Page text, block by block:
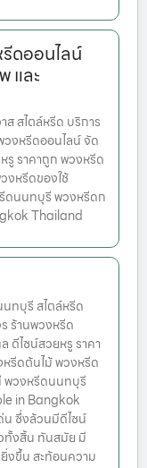
ดออนไลน์
และ
สไตล์หรีด บริการ
งหรีดออนไลน์ จัด
รู ราคาถูก พวงหรีด
งหรีดของใช้
ดนนทบุรี พวงหรีดก
Thailand
ทบุรี สไตล์หรีด
ร้านพวงหรีด
ดีไซน์สวยหรู ราคา
รีดต้นไม้ พวงหรีด
พวงหรีดนนทบุรี
in Bangkok
น ซึ่งล้วนมีดีไซน์
ทั้งสิ้น ทันสมัย มี
งขึ้น สะท้อนความ